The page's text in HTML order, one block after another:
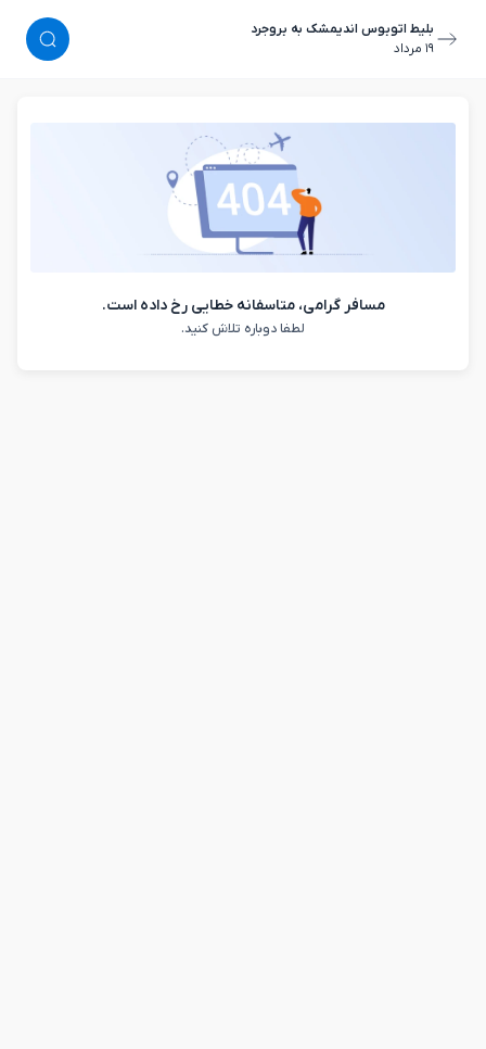
بلیط اتوبوس اندیمشک به بروجرد
١٩ مرداد
مسافر گرامی، متاسفانه خطایی رخ داده است.
لطفا دوباره تلاش کنید.